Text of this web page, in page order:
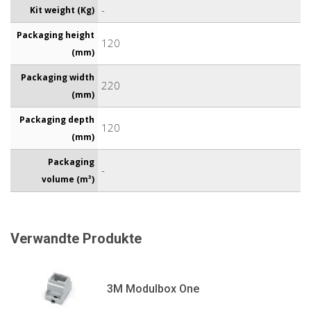
Kit weight (Kg) -
Packaging height
(mm)
120
Packaging width
(mm)
220
Packaging depth
(mm)
120
Packaging
volume (m³)
-
Verwandte Produkte
3M Modulbox One